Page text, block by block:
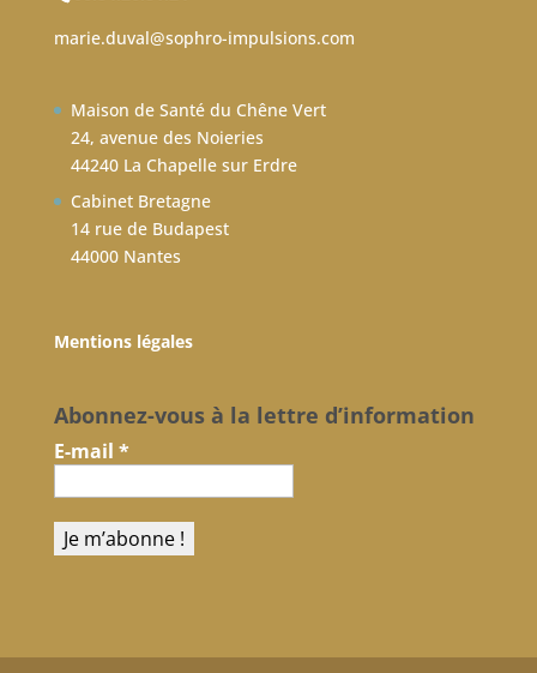
marie.duval@sophro-impulsions.com
Maison de Santé du Chêne Vert
24, avenue des Noieries
44240 La Chapelle sur Erdre
Cabinet Bretagne
14 rue de Budapest
44000 Nantes
Mentions légales
Abonnez-vous à la lettre d’information
E-mail *